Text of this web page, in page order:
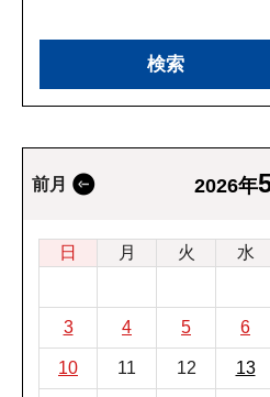
前月 2026年
日 月 火 水
3 4 5 6
10 11 12 13